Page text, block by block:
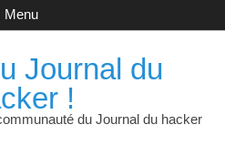
Journal du
!
du Journal du hacker
Menu